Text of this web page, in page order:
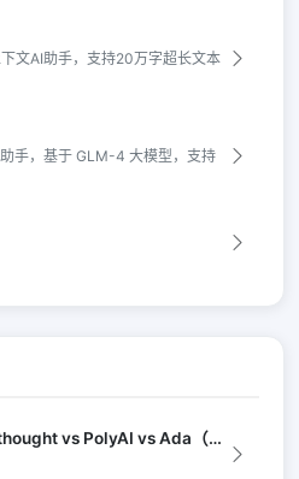
文AI助手，支持20万字超长文本
手，基于 GLM-4 大模型，支持
AI全渠道客服评测：Forethought vs PolyAI vs Ada（G...